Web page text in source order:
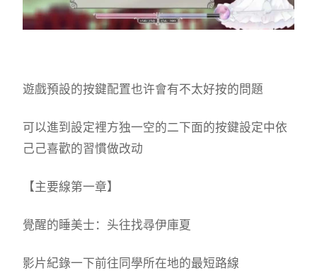
遊戲預設的按鍵配置也许會有不太好按的問題
可以進到設定裡方独一空的二下面的按鍵設定中依
己己喜歡的習慣做改动
【主要線第一章】
覺醒的睡美士：头往找尋伊庫夏
影片紀錄一下前往同學所在地的最短路線